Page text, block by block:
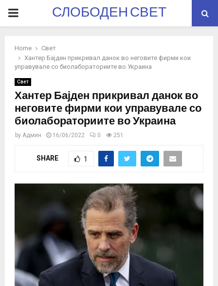
PRIMARYСЛОБОДЕН СВЕТ
Home
Свет
Хантер Бајден прикривал данок во неговите фирми кои
управувале со биолабораториите во Украина
Свет
Хантер Бајден прикривал данок во
неговите фирми кои управувале со
биолабораториите во Украина
by Админ 16/06/2022 0 251
SHARE 1